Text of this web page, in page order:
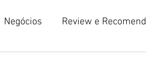
Negócios Review e